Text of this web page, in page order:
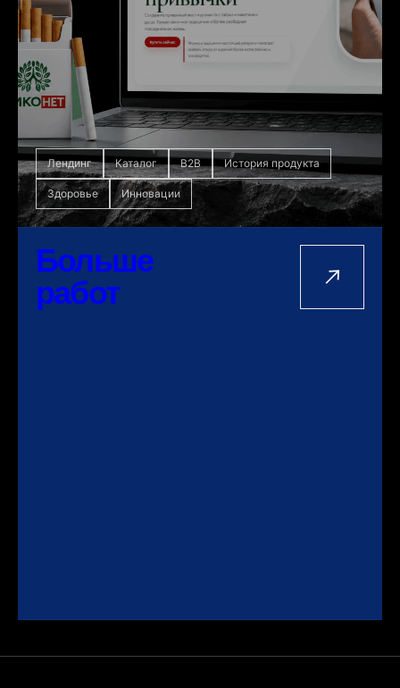
Лендинг Каталог B2B История продукта
Здоровье Инновации
Больше
работ